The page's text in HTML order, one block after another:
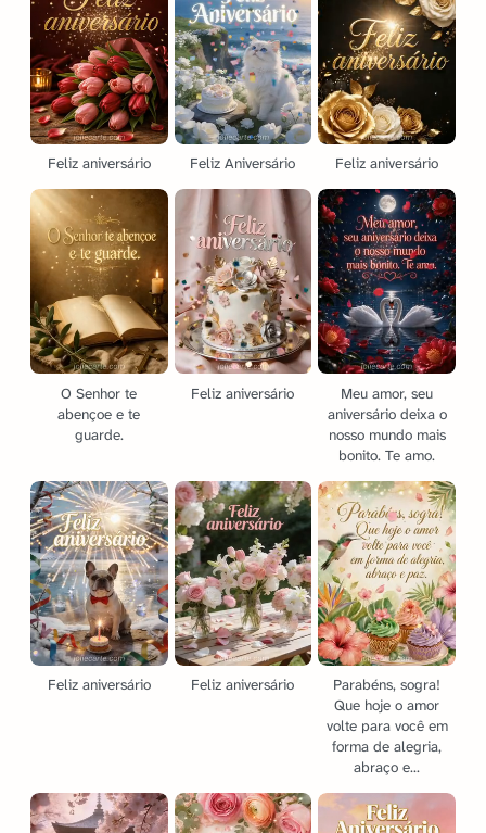
Feliz aniversário Feliz Aniversário Feliz aniversário
O Senhor te
abençoe e te
guarde.
Feliz aniversário
Meu amor, seu
aniversário deixa o
nosso mundo mais
bonito. Te amo.
Feliz aniversário Feliz aniversário
Parabéns, sogra!
Que hoje o amor
volte para você em
forma de alegria,
abraço e...